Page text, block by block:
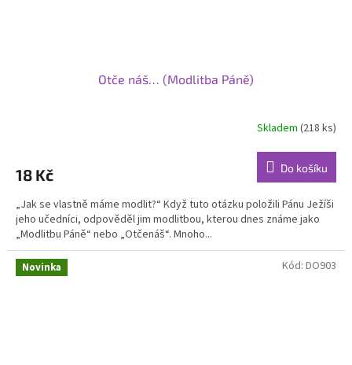
Otče náš… (Modlitba Páně)
Skladem (218 ks)
18 Kč Do košíku
„Jak se vlastně máme modlit?“ Když tuto otázku položili Pánu Ježíši
jeho učedníci, odpověděl jim modlitbou, kterou dnes známe jako
„Modlitbu Páně“ nebo „Otčenáš“. Mnoho...
Novinka Kód: DO903